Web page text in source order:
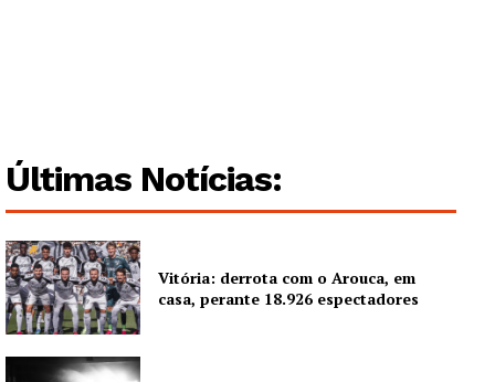
Últimas Notícias:
Vitória: derrota com o Arouca, em
casa, perante 18.926 espectadores